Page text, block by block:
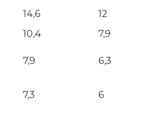
14,6
12
10,4
7,9
7,9 6,3
7,3 6